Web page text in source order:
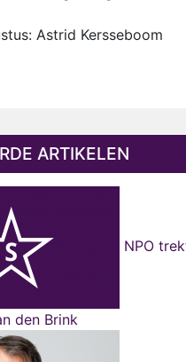
Astrid Kersseboom
ARTIKELEN
NPO
den Brink